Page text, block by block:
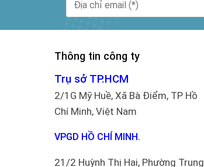
Thông tin công ty
Trụ sở TP.HCM
2/1G Mỹ Huề, Xã Bà Điểm, TP Hồ
Chí Minh, Việt Nam
VPGD HỒ CHÍ MINH.
21/2 Huỳnh Thị Hai, Phường Trung